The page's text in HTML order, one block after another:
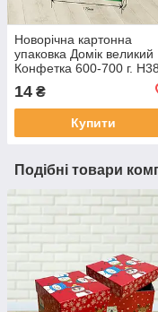
Новорічна картонна
упаковка Домік великий
Конфетка 600-700 г. Н38
14 ₴
Купити
Подібні товари